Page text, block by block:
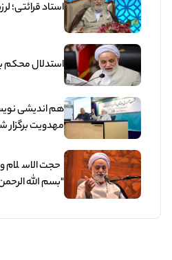
استاد قرائتی؛
استدلال محکم
هم اندیشی
مهدویت برگزار
حجت الاسلام
"بسم الله الرحمن